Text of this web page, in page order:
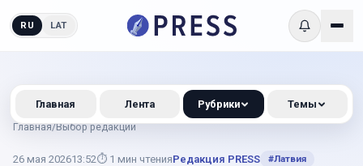
RU LAT
Главная/Выбор редакции
26 мая 202613:52⏱ 1 мин чтенияРедакция PRESS #Латвия
Главная Лента Рубрики Темы